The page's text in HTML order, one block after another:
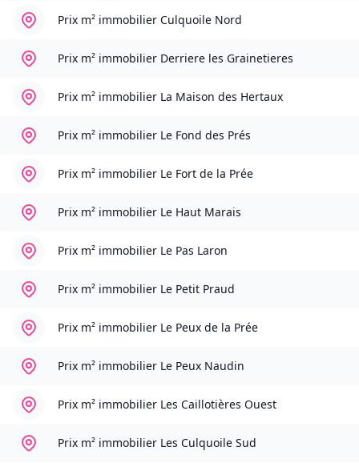
Prix m² immobilier Culquoile Nord
Prix m² immobilier Derriere les Grainetieres
Prix m² immobilier La Maison des Hertaux
Prix m² immobilier Le Fond des Prés
Prix m² immobilier Le Fort de la Prée
Prix m² immobilier Le Haut Marais
Prix m² immobilier Le Pas Laron
Prix m² immobilier Le Petit Praud
Prix m² immobilier Le Peux de la Prée
Prix m² immobilier Le Peux Naudin
Prix m² immobilier Les Caillotières Ouest
Prix m² immobilier Les Culquoile Sud